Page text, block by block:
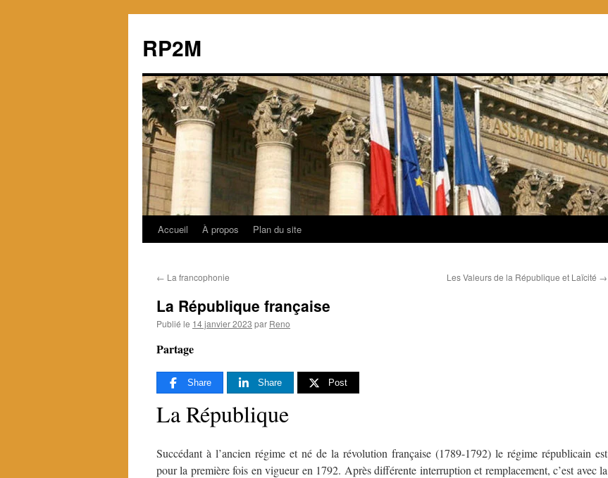
RP2M
Aller
contenu
Accueil À propos Plan du site
← La francophonie Les Valeurs de la République et Laïcité →
La République française
Publié le 14 janvier 2023 par Reno
Partage
Share Share Post
La République
Succédant à l’ancien régime et né de la révolution française (1789-1792) le régime républicain est
pour la première fois en vigueur en 1792. Après différente interruption et remplacement, c’est avec la